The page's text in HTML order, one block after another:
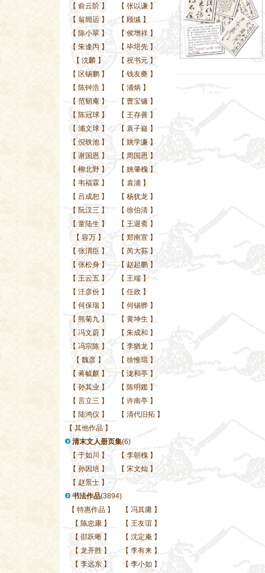
【 俞云阶 】 【 张以谦 】
【 翁闿运 】 【 顾缄 】
【 陈小翠 】 【 侯增祥 】
【 朱逢丙 】 【 毕培先 】
【 沈麟 】 【 祝书元 】
【 区锡鹏 】 【 钱友夔 】
【 陈钟浩 】 【 浦炳 】
【 范韧庵 】 【 曹宝镛 】
【 陈冠球 】 【 王存善 】
【 浦文球 】 【 袁子嶷 】
【 倪轶池 】 【 姚学濂 】
【 谢国恩 】 【 周国恩 】
【 柳北野 】 【 姚肇槐 】
【 韦福霖 】 【 袁浦 】
【 吕成恕 】 【 杨犹龙 】
【 阮汉三 】 【 徐伯清 】
【 童陆生 】 【 王退斋 】
【 容万 】 【 郑南宣 】
【 张渭臣 】 【 芮大荪 】
【 张松身 】 【 赵起鹏 】
【 王云五 】 【 王端 】
【 汪彦份 】 【 任政 】
【 何保瑞 】 【 何锡骅 】
【 熊菊九 】 【 黄坤生 】
【 冯文蔚 】 【 朱成和 】
【 冯宗陈 】 【 李猶龙 】
【 魏彦 】 【 徐惟琨 】
【 蒋毓麒 】 【 泷和亭 】
【 孙其业 】 【 陈明鑑 】
【 言立三 】 【 许南亭 】
【 陆鸿仪 】 【 清代旧拓 】
【 其他作品 】
清末文人册页集(6)
【 于如川 】 【 李朝槐 】
【 孙因培 】 【 宋文灿 】
【 赵景士 】
书法作品(3894)
【 特惠作品】 【 冯其庸 】
【 陈忠康】 【 王友谊 】
【 邵跃晰】 【 沈定庵 】
【 龙开胜】 【 李有来 】
【 李远东】 【 李小如 】